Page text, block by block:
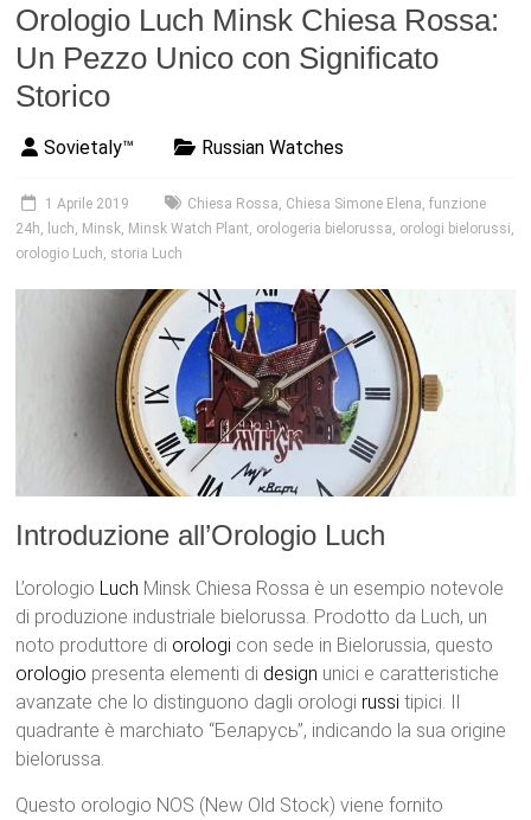
Orologio Luch Minsk Chiesa Rossa:
Un Pezzo Unico con Significato
Storico
Sovietaly™ Russian Watches
1 Aprile 2019 Chiesa Rossa, Chiesa Simone Elena,funzione
24h, luch, Minsk, Minsk Watch Plant, orologeria bielorussa, orologi bielorussi,
orologio Luch, storia Luch
Introduzione all’Orologio Luch
L’orologio Luch Minsk Chiesa Rossa è un esempio notevole
di produzione industriale bielorussa. Prodotto da Luch, un
noto produttore di orologi con sede in Bielorussia, questo
orologio presenta elementi di design unici e caratteristiche
avanzate che lo distinguono dagli orologi russi tipici. Il
quadrante è marchiato “Беларусь”, indicando la sua origine
bielorussa.
Questo orologio NOS (New Old Stock) viene fornito